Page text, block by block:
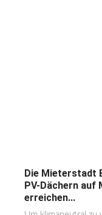
Die Mieterstadt
PV-Dächern auf
erreichen...